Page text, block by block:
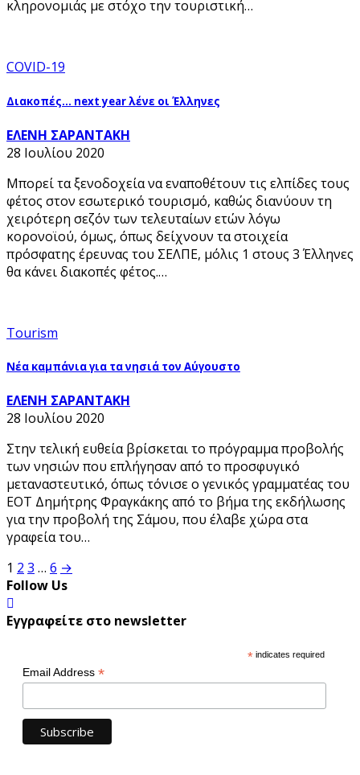
κληρονομιάς με στόχο την τουριστική…
COVID-19
Διακοπές… next year λένε οι Έλληνες
ΕΛΕΝΗ ΣΑΡΑΝΤΑΚΗ
28 Ιουλίου 2020
Μπορεί τα ξενοδοχεία να εναποθέτουν τις ελπίδες τους
φέτος στον εσωτερικό τουρισμό, καθώς διανύουν τη
χειρότερη σεζόν των τελευταίων ετών λόγω
κορονοϊού, όμως, όπως δείχνουν τα στοιχεία
πρόσφατης έρευνας του ΣΕΛΠΕ, μόλις 1 στους 3 Έλληνες
θα κάνει διακοπές φέτος.…
Tourism
Νέα καμπάνια για τα νησιά τον Αύγουστο
ΕΛΕΝΗ ΣΑΡΑΝΤΑΚΗ
28 Ιουλίου 2020
Στην τελική ευθεία βρίσκεται το πρόγραμμα προβολής
των νησιών που επλήγησαν από το προσφυγικό
μεταναστευτικό, όπως τόνισε ο γενικός γραμματέας του
ΕΟΤ Δημήτρης Φραγκάκης από το βήμα της εκδήλωσης
για την προβολή της Σάμου, που έλαβε χώρα στα
γραφεία του…
Σελιδοποίηση
άρθρων
1 2 3 … 6 →
Follow Us
Εγγραφείτε στο newsletter
* indicates required
Email Address *